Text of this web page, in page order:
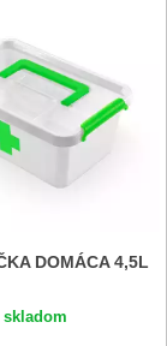
DOMÁCA 4,5L
skladom